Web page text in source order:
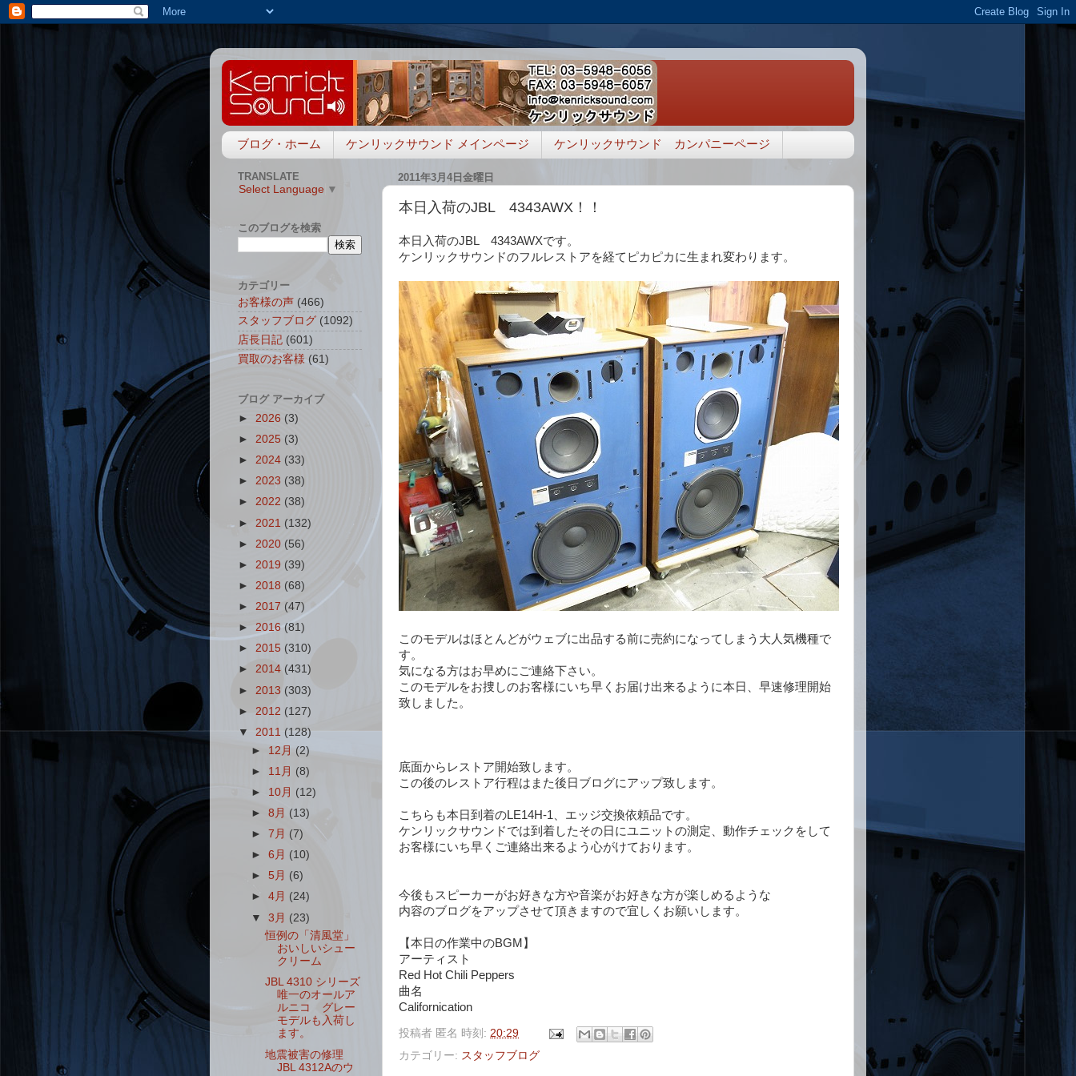
ブログ・ホーム ケンリックサウンド メインページ ケンリックサウンド カンパニーページ
2011年3月4日金曜日
本日入荷のJBL 4343AWX！！
本日入荷のJBL 4343AWXです。
ケンリックサウンドのフルレストアを経てピカピカに生まれ変わります。
このモデルはほとんどがウェブに出品する前に売約になってしまう大人気機種で
す。
気になる方はお早めにご連絡下さい。
このモデルをお捜しのお客様にいち早くお届け出来るように本日、早速修理開始
致しました。
底面からレストア開始致します。
この後のレストア行程はまた後日ブログにアップ致します。
こちらも本日到着のLE14H-1、エッジ交換依頼品です。
ケンリックサウンドでは到着したその日にユニットの測定、動作チェックをして
お客様にいち早くご連絡出来るよう心がけております。
今後もスピーカーがお好きな方や音楽がお好きな方が楽しめるような
内容のブログをアップさせて頂きますので宜しくお願いします。
【本日の作業中のBGM】
アーティスト
Red Hot Chili Peppers
曲名
Californication
投稿者 匿名 時刻: 20:29
カテゴリー: スタッフブログ
TRANSLATE
Select Language ▼
このブログを検索
カテゴリー
お客様の声 (466)
スタッフブログ (1092)
店長日記 (601)
買取のお客様 (61)
ブログ アーカイブ
► 2026 (3)
► 2025 (3)
► 2024 (33)
► 2023 (38)
► 2022 (38)
► 2021 (132)
► 2020 (56)
► 2019 (39)
► 2018 (68)
► 2017 (47)
► 2016 (81)
► 2015 (310)
► 2014 (431)
► 2013 (303)
► 2012 (127)
▼ 2011 (128)
► 12月(2)
► 11月 (8)
► 10月 (12)
►8月 (13)
►7月 (7)
►6月 (10)
►5月 (6)
►4月 (24)
▼3月 (23)
恒例の「清風堂」
おいしいシュー
クリーム
JBL 4310 シリーズ
唯一のオールア
ルニコ グレー
モデルも入荷し
ます。
地震被害の修理
JBL 4312Aのウ